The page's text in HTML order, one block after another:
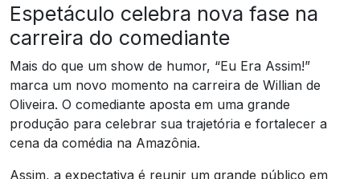
Espetáculo celebra nova fase na
carreira do comediante
Mais do que um show de humor, “Eu Era Assim!”
marca um novo momento na carreira de Willian de
Oliveira. O comediante aposta em uma grande
produção para celebrar sua trajetória e fortalecer a
cena da comédia na Amazônia.
Assim, a expectativa é reunir um grande público em